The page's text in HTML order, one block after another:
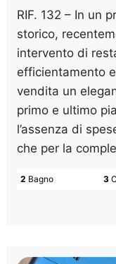
RIF. 132 – In un
storico,
intervento di
efficientamento
vendita un
primo e ultimo
l’assenza di
che per la
3
2 Bagno